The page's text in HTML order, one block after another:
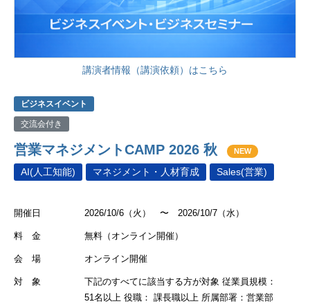
講演者情報（講演依頼）はこちら
ビジネスイベント
交流会付き
営業マネジメントCAMP 2026 秋 NEW
AI(人工知能) マネジメント・人材育成 Sales(営業)
開催日 2026/10/6（火） 〜 2026/10/7（水）
料 金 無料（オンライン開催）
会 場 オンライン開催
対 象
下記のすべてに該当する方が対象 従業員規模：
51名以上 役職： 課長職以上 所属部署：営業部